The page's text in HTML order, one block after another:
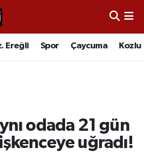
Ereğli Spor Çaycuma Kozlu
odada 21 gün
uğradı!
Durumu
Durumu ve Fikstür